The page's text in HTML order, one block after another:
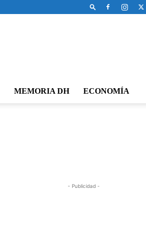
MEMORIA DH ECONOMÍA
- Publicidad -